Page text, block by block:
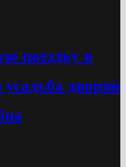
поездку в
дворян